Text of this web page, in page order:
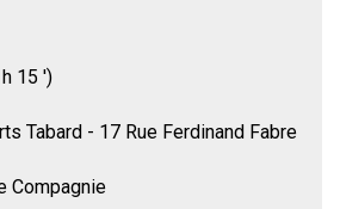
15 ')
Tabard - 17 Rue Ferdinand Fabre
Compagnie